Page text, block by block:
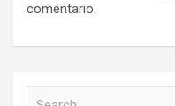
comentario.